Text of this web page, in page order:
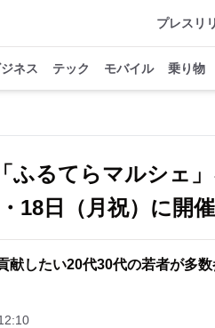
プレスリ
ネス テック モバイル 乗り物
るてらマルシェ」
18日（月祝）に開
献したい20代30代の若者が多数